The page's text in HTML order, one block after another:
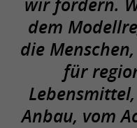
dem
die
für
Anbau, vom